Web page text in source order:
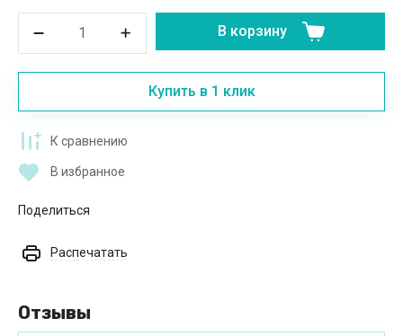
В корзину
Купить в 1 клик
К сравнению
В избранное
Поделиться
Распечатать
Отзывы